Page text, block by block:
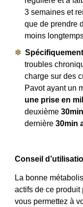
3 semaines et
que de prendre
moins
troubles
charge sur des
Pavot ayant un
une prise en
deuxième
dernière 30min
Conseil
La bonne
actifs de ce produit
vous permettez à